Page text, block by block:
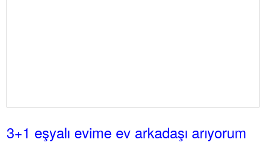
3+1 eşyalı evime ev arkadaşı arıyorum